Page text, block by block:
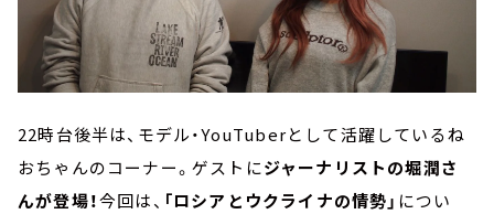
22時台後半は、モデル・YouTuberとして活躍しているね
おちゃんのコーナー。ゲストにジャーナリストの堀潤さ
んが登場！今回は、 「ロシアとウクライナの情勢」 につい